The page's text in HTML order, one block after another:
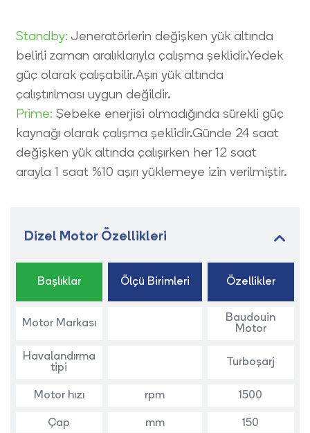
Standby: Jeneratörlerin değişken yük altında
belirli zaman aralıklarıyla çalışma şeklidir.Yedek
güç olarak çalışabilir.Aşırı yük altında
çalıştırılması uygun değildir.
Prime: Şebeke enerjisi olmadığında sürekli güç
kaynağı olarak çalışma şeklidir.Günde 24 saat
değişken yük altında çalışırken her 12 saat
arayla 1 saat %10 aşırı yüklemeye izin verilmiştir.
Dizel Motor Özellikleri
Başlıklar Ölçü Birimleri Özellikler
Motor Markası
Baudouin
Motor
Havalandırma
tipi
Turboşarj
Motor hızı rpm 1500
Çap mm 150